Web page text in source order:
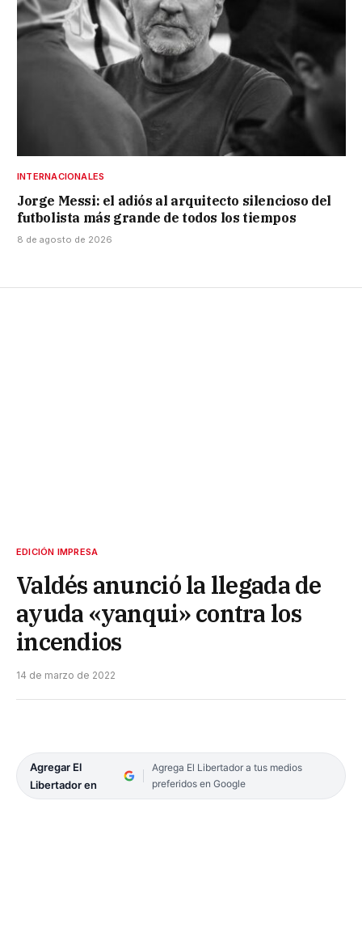
INTERNACIONALES
Jorge Messi: el adiós al arquitecto silencioso del
futbolista más grande de todos los tiempos
8 de agosto de 2026
EDICIÓN IMPRESA
Valdés anunció la llegada de
ayuda «yanqui» contra los
incendios
14 de marzo de 2022
Agregar El
Libertador en
Agrega El Libertador a tus medios
preferidos en Google